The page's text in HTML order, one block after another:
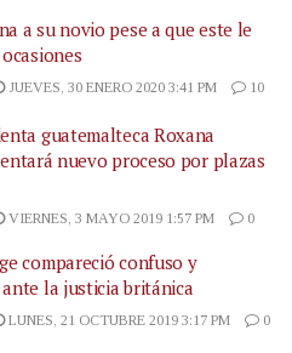
a su novio pese a que este le
JUEVES, 30 ENERO 2020 3:41 PM 10
guatemalteca Roxana
nuevo proceso por plazas
VIERNES, 3 MAYO 2019 1:57 PM 0
compareció confuso y
la justicia británica
LUNES, 21 OCTUBRE 2019 3:17 PM 0